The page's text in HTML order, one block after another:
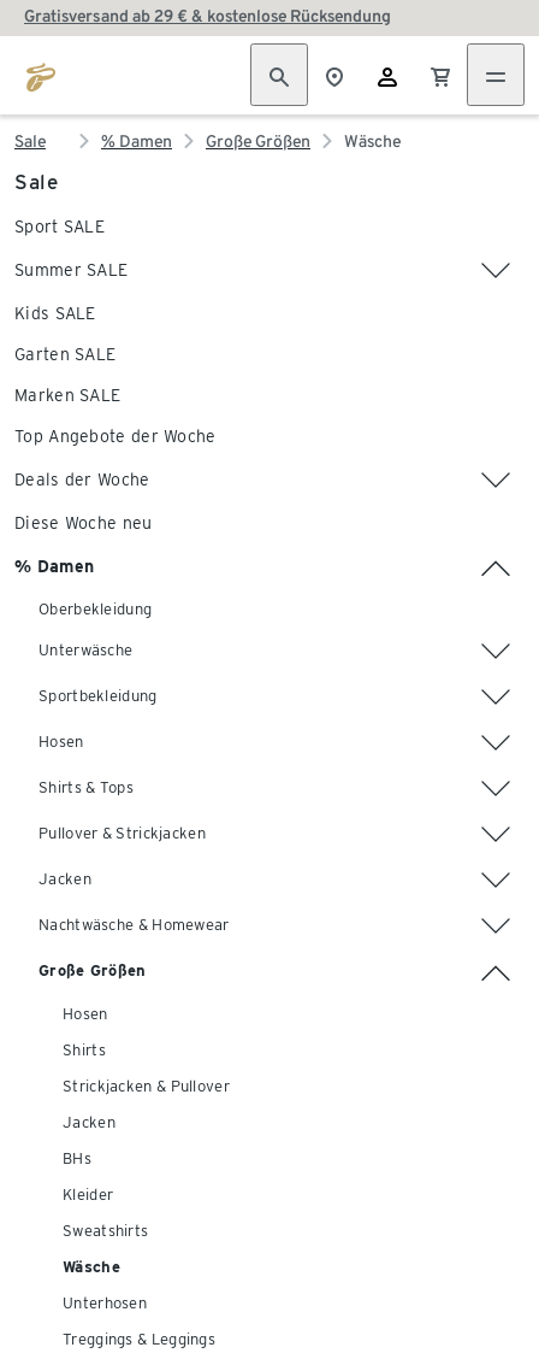
Gratisversand ab 29 € & kostenlose Rücksendung
Sale % Damen Große Größen Wäsche
Sale
Sport SALE
Summer SALE
Kids SALE
Garten SALE
Marken SALE
Top Angebote der Woche
Deals der Woche
Diese Woche neu
% Damen
Oberbekleidung
Unterwäsche
Sportbekleidung
Hosen
Shirts & Tops
Pullover & Strickjacken
Jacken
Nachtwäsche & Homewear
Große Größen
Hosen
Shirts
Strickjacken & Pullover
Jacken
BHs
Kleider
Sweatshirts
Wäsche
Unterhosen
Treggings & Leggings